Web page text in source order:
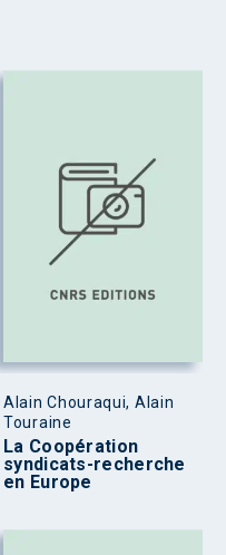
Alain Chouraqui, Alain
Touraine
La Coopération
syndicats-recherche
en Europe